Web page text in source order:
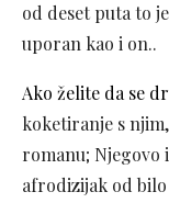
od deset puta to
uporan kao i on..
Ako želite da se
koketiranje s
romanu; Njegovo
afrodizijak od